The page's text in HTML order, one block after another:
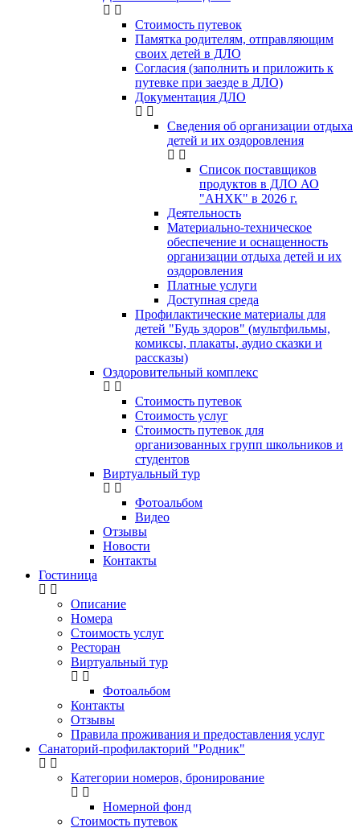
Стоимость путевок
Памятка родителям, отправляющим
своих детей в ДЛО
Согласия (заполнить и приложить к
путевке при заезде в ДЛО)
Документация ДЛО
Сведения об организации отдыха
детей и их оздоровления
Список поставщиков
продуктов в ДЛО АО
"АНХК" в 2026 г.
Деятельность
Материально-техническое
обеспечение и оснащенность
организации отдыха детей и их
оздоровления
Платные услуги
Доступная среда
Профилактические материалы для
детей "Будь здоров" (мультфильмы,
комиксы, плакаты, аудио сказки и
рассказы)
Оздоровительный комплекс
Стоимость путевок
Стоимость услуг
Стоимость путевок для
организованных групп школьников и
студентов
Виртуальный тур
Фотоальбом
Видео
Отзывы
Новости
Контакты
Гостиница
Описание
Номера
Стоимость услуг
Ресторан
Виртуальный тур
Фотоальбом
Контакты
Отзывы
Правила проживания и предоставления услуг
Санаторий-профилакторий "Родник"
Категории номеров, бронирование
Номерной фонд
Стоимость путевок